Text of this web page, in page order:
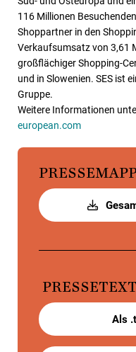
116 Millionen
Shoppartner in den
Verkaufsumsatz von 3,61
großflächiger Shopping-
und in Slowenien. SES ist
Gruppe.
Weitere Informationen
european.com
PRESSETEXT
Als